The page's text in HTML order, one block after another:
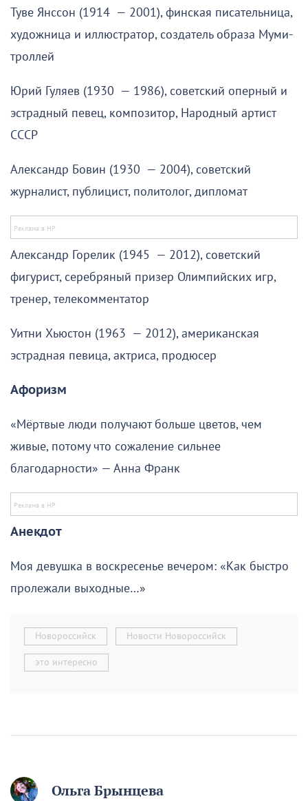
Туве Янссон (1914 — 2001), финская писательница,
художница и иллюстратор, создатель образа Муми-
троллей
Юрий Гуляев (1930 — 1986), советский оперный и
эстрадный певец, композитор, Народный артист
СССР
Александр Бовин (1930 — 2004), советский
журналист, публицист, политолог, дипломат
Александр Горелик (1945 — 2012), советский
фигурист, серебряный призер Олимпийских игр,
тренер, телекомментатор
Уитни Хьюстон (1963 — 2012), американская
эстрадная певица, актриса, продюсер
Афоризм
«Мёртвые люди получают больше цветов, чем
живые, потому что сожаление сильнее
благодарности» — Анна Франк
Анекдот
Моя девушка в воскресенье вечером: «Как быстро
пролежали выходные…»
Новороссийск Новости Новороссийск
это интересно
Ольга Брынцева